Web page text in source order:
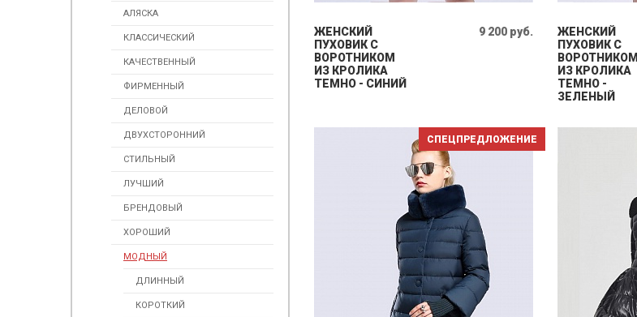
АЛЯСКА
КЛАССИЧЕСКИЙ
КАЧЕСТВЕННЫЙ
ФИРМЕННЫЙ
ДЕЛОВОЙ
ДВУХСТОРОННИЙ
СТИЛЬНЫЙ
ЛУЧШИЙ
БРЕНДОВЫЙ
ХОРОШИЙ
МОДНЫЙ
ДЛИННЫЙ
КОРОТКИЙ
ЖЕНСКИЙ
ПУХОВИК С
ВОРОТНИКОМ
ИЗ КРОЛИКА
ТЕМНО - СИНИЙ
9 200 руб.
ЖЕНСКИЙ
ПУХОВИК С
ВОРОТНИКОМ
ИЗ КРОЛИКА
ТЕМНО -
ЗЕЛЕНЫЙ
СПЕЦПРЕДЛОЖЕНИЕ